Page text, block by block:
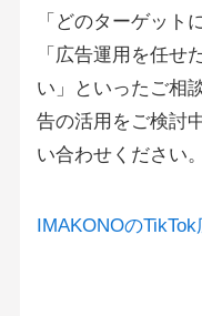
「どのターゲット
「広告運用を任せ
い」といったご相
告の活用をご検討
い合わせください。
IMAKONOのTikTok